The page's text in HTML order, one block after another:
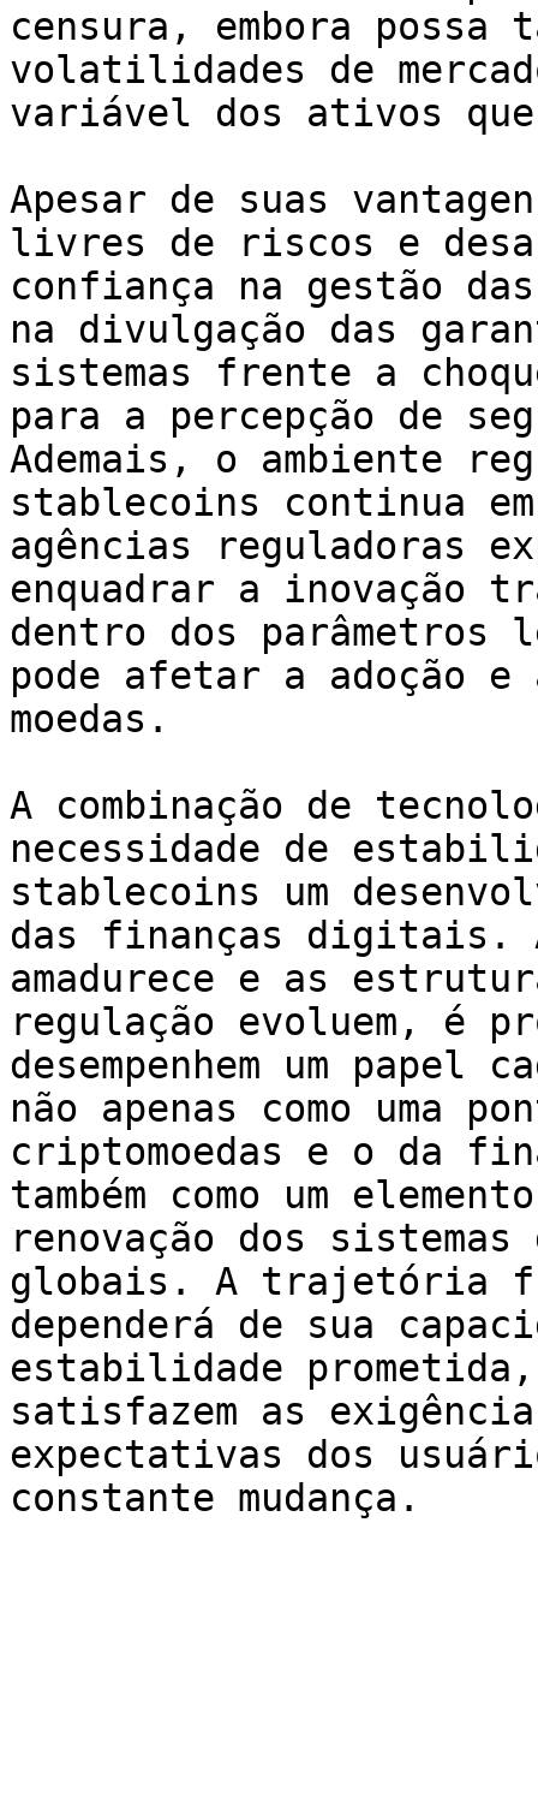
censura, embora possa
volatilidades de
variável dos ativos
Apesar de suas
livres de riscos e
confiança na gestão
na divulgação das
sistemas frente a
para a percepção de
Ademais, o ambiente
stablecoins continua
agências reguladoras
enquadrar a inovação
dentro dos
pode afetar a adoção
moedas.
A combinação de
necessidade de
stablecoins um
das finanças digitais.
amadurece e as
regulação evoluem, é
desempenhem um
não apenas como uma
criptomoedas e o da
também como um
renovação dos
globais. A trajetória
dependerá de sua
estabilidade prometida,
satisfazem as
expectativas dos